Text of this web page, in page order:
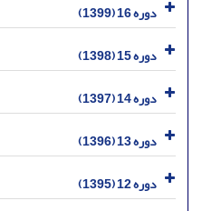
دوره 16 (1399)
دوره 15 (1398)
دوره 14 (1397)
دوره 13 (1396)
دوره 12 (1395)